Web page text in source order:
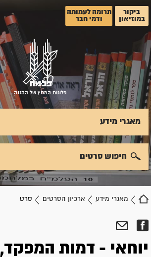
ביקור
במוזיאון
תרומה לעמותה
ודמי חבר
פלוגות המחץ של ההגנה
מאגרי מידע ארכיון הסרטים סרט
מאגרי מידע
חיפוש סרטים
יוחאי - דמות המפקד,